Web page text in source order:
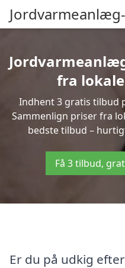
fra
Indhent 3 gratis tilbud
Sammenlign priser fra
bedste tilbud –
Få 3 tilbud,
Er du på udkig